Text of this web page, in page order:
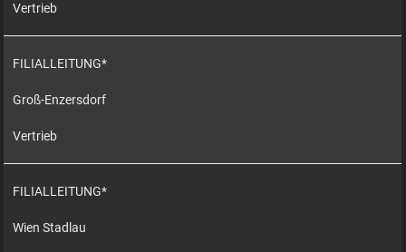
Vertrieb
FILIALLEITUNG*
Groß-Enzersdorf
Vertrieb
FILIALLEITUNG*
Wien Stadlau